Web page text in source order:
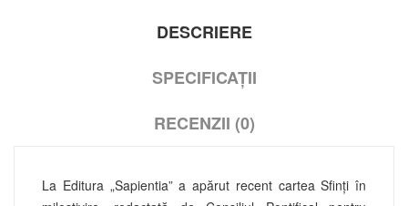
DESCRIERE
SPECIFICAȚII
RECENZII (0)
La Editura „Sapientia” a apărut recent cartea Sfinți în